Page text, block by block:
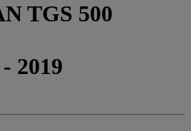
TGS 500
2019